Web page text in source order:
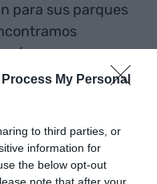
Process My Personal
to third parties, or
information for
the below opt-out
note that after your
para sus parques
zumos y
de herramientas